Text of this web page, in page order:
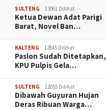
SULTENG 13061 Dilihat
Ketua Dewan Adat Parigi
Barat, Novel Ban…
KALTENG 12845 Dilihat
Paslon Sudah Ditetapkan,
KPU Pulpis Gela…
SULTENG 12055 Dilihat
Dibawah Guyuran Hujan
Deras Ribuan Warga…